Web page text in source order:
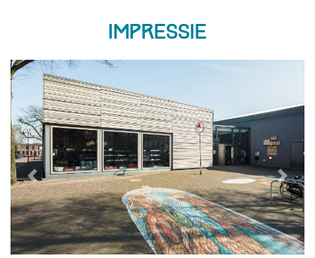
Impressie
Previous Next